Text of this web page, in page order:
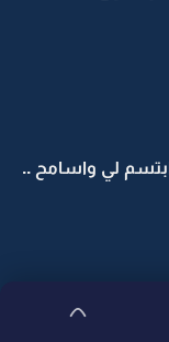
لي واسامح ..